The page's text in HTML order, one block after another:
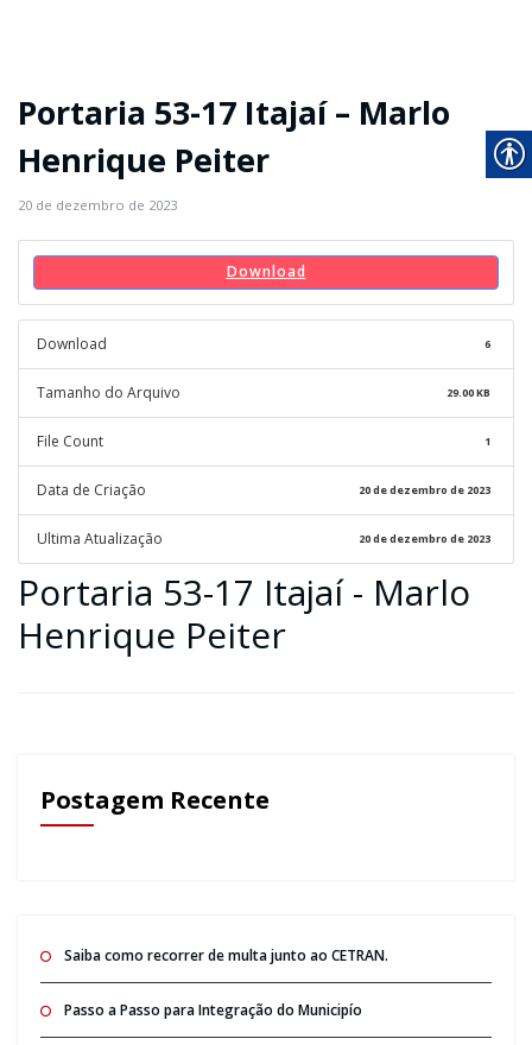
Portaria 53-17 Itajaí – Marlo
Henrique Peiter
20 de dezembro de 2023
Download
Download 6
Tamanho do Arquivo 29.00 KB
File Count 1
Data de Criação 20 de dezembro de 2023
Ultima Atualização 20 de dezembro de 2023
Portaria 53-17 Itajaí - Marlo
Henrique Peiter
Postagem Recente
Saiba como recorrer de multa junto ao CETRAN.
Passo a Passo para Integração do Municipío